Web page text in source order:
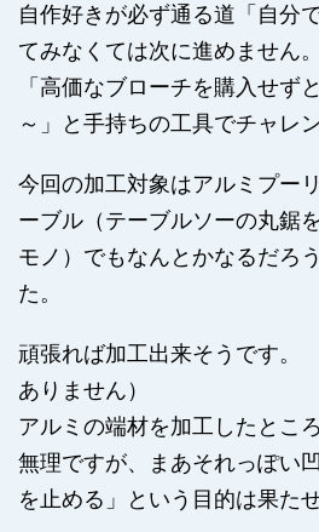
自作好きが必ず通る道「自分
てみなくては次に進めません。
「高価なブローチを購入せず
～」と手持ちの工具でチャレ
今回の加工対象はアルミプー
ーブル（テーブルソーの丸鋸
モノ）でもなんとかなるだろ
た。
頑張れば加工出来そうです
ありません）
アルミの端材を加工したとこ
無理ですが、まあそれっぽい
を止める」という目的は果たせ